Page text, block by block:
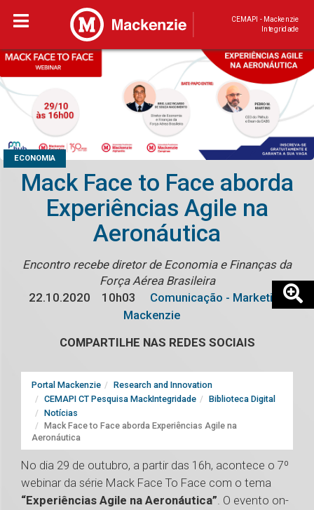
CEMAPI - Mackenzie
Integridade
ECONOMIA
Mack Face to Face aborda
Experiências Agile na
Aeronáutica
Encontro recebe diretor de Economia e Finanças da
Força Aérea Brasileira
22.10.2020
10h03
Comunicação - Marketing
Mackenzie
COMPARTILHE NAS REDES SOCIAIS
Portal Mackenzie
Research and Innovation
CEMAPI CT Pesquisa MackIntegridade
Biblioteca Digital
Notícias
Mack Face to Face aborda Experiências Agile na
Aeronáutica
No dia 29 de outubro, a partir das 16h, acontece o 7º
webinar da série Mack Face To Face com o tema
“Experiências Agile na Aeronáutica”. O evento on-